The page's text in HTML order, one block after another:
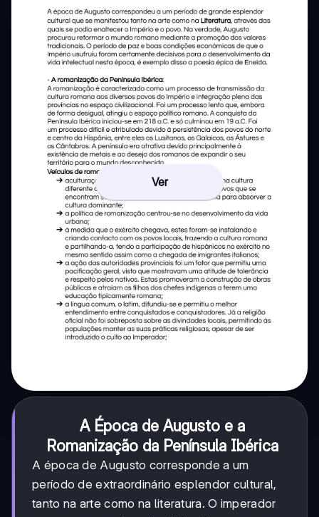
Ver
A Época de Augusto e a
Romanização da Península Ibérica
A época de Augusto corresponde a um
período de extraordinário esplendor cultural,
tanto na arte como na literatura. O imperador